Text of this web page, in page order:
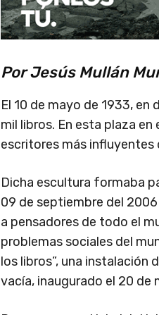
Por Jesús Mullán
El 10 de mayo de 1933,
mil libros. En esta plaza
escritores más influyentes
Dicha escultura formaba
09 de septiembre del 2006
a pensadores de todo el
problemas sociales del
los libros”, una instalación
vacía, inaugurado el 20 de